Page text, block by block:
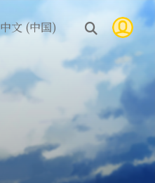
中文 (中国)